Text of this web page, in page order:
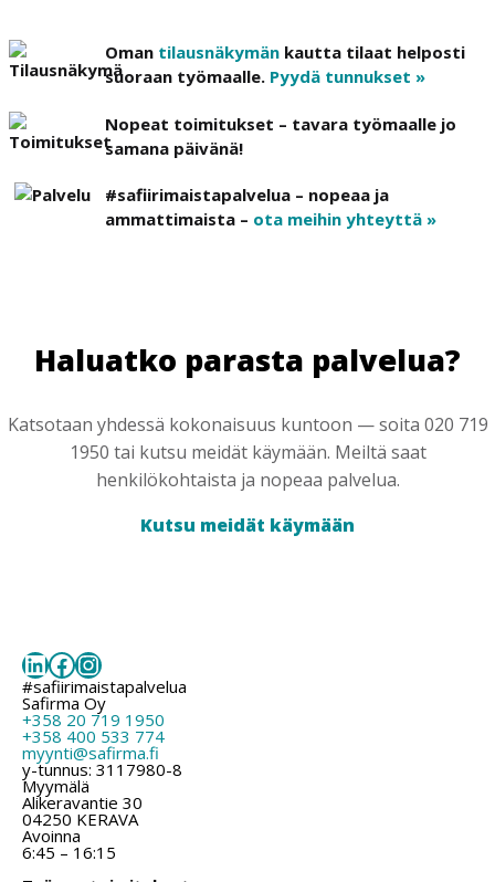
Oman tilausnäkymän kautta tilaat helposti
suoraan työmaalle. Pyydä tunnukset »
Nopeat toimitukset – tavara työmaalle jo
samana päivänä!
#safiirimaistapalvelua – nopeaa ja
ammattimaista – ota meihin yhteyttä »
Haluatko parasta palvelua?
Katsotaan yhdessä kokonaisuus kuntoon — soita 020 719
1950 tai kutsu meidät käymään. Meiltä saat
henkilökohtaista ja nopeaa palvelua.
Kutsu meidät käymään
LinkedIn
Facebook
Instagram
#safiirimaistapalvelua
Safirma Oy
+358 20 719 1950
+358 400 533 774
myynti@safirma.fi
y-tunnus: 3117980-8
Myymälä
Alikeravantie 30
04250 KERAVA
Avoinna
6:45 – 16:15